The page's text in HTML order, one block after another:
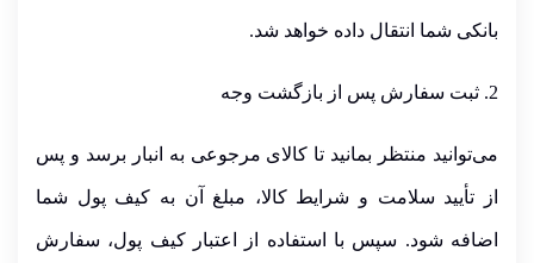
بانکی شما انتقال داده خواهد شد.
2. ثبت سفارش پس از بازگشت وجه
می‌توانید منتظر بمانید تا کالای مرجوعی به انبار برسد و پس
از تأیید سلامت و شرایط کالا، مبلغ آن به کیف پول شما
اضافه شود. سپس با استفاده از اعتبار کیف پول، سفارش